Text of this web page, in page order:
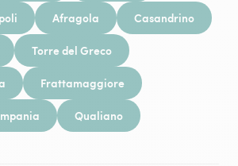
Afragola Casandrino
Torre del Greco
Frattamaggiore
Qualiano